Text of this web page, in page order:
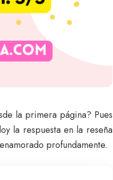
la primera página? Pues
la respuesta en la reseña
profundamente.